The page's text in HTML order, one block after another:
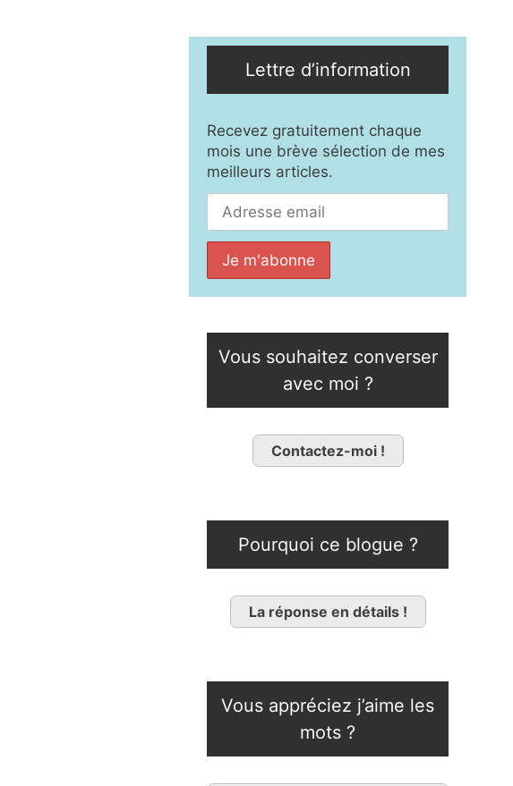
Lettre d’information
Recevez gratuitement chaque
mois une brève sélection de mes
meilleurs articles.
Vous souhaitez converser
avec moi ?
Contactez-moi !
Pourquoi ce blogue ?
La réponse en détails !
Vous appréciez j’aime les
mots ?